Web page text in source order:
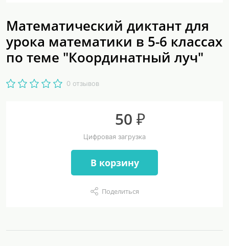
Математический диктант для
урока математики в 5-6 классах
по теме "Координатный луч"
0 отзывов
50 ₽
Цифровая загрузка
В корзину
Поделиться